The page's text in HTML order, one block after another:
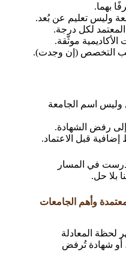
بهما.
وليس تعليم عن بُعد.
لكل درجة.
موثّقة.
التخصص (إن وجدت).
وليس اسم الجامعة
إلى رفض الشهادة.
قبل الاعتماد.
درست في المسار
بلا حل.
وأهم الجامعات
لحظة المعادلة
أو شهادة تُرفض